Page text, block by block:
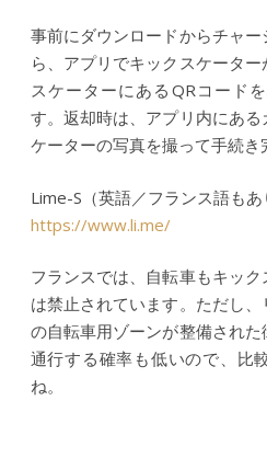
事前にダウンロードからチャ
ら、アプリでキックスケータ
スケーターにあるQRコード
す。返却時は、アプリ内にあ
ケーターの写真を撮って手続き
Lime-S（英語／フランス語もあ
https://www.li.me/
フランスでは、自転車もキッ
は禁止されています。ただし
の自転車用ゾーンが整備され
通行する確率も低いので、比
ね。